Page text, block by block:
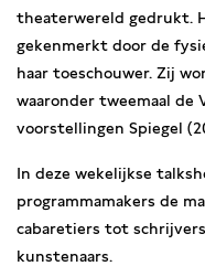
theaterwereld gedrukt.
gekenmerkt door de
haar toeschouwer. Zij
waaronder tweemaal de
voorstellingen Spiegel
In deze wekelijkse
programmamakers de
cabaretiers tot
kunstenaars.